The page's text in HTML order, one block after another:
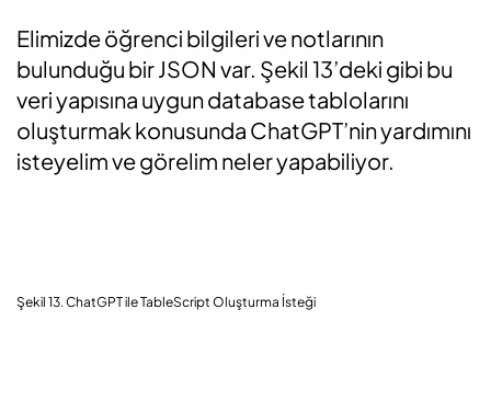
Elimizde öğrenci bilgileri ve notlarının
bulunduğu bir JSON var. Şekil 13’deki gibi bu
veri yapısına uygun database tablolarını
oluşturmak konusunda ChatGPT’nin yardımını
isteyelim ve görelim neler yapabiliyor.
Şekil 13. ChatGPT ile TableScript Oluşturma İsteği